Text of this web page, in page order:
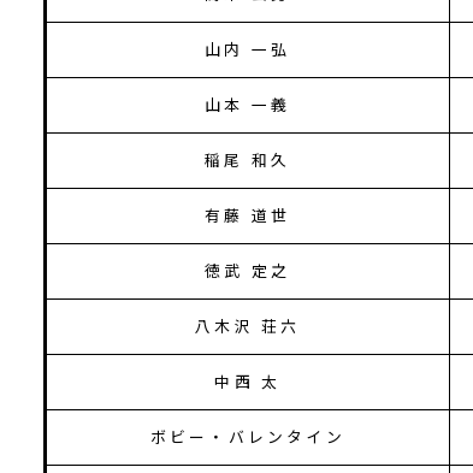
山内 一弘
山本 一義
稲尾 和久
有藤 道世
徳武 定之
八木沢 荘六
中西 太
ボビー・バレンタイン